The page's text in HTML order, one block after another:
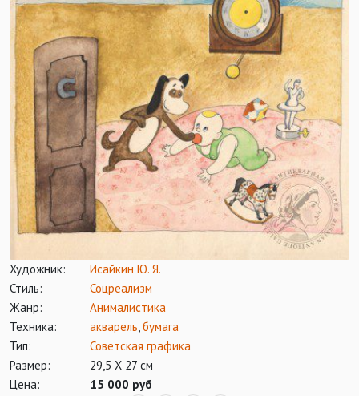
Художник:
Исайкин Ю. Я.
Стиль:
Соцреализм
Жанр:
Анималистика
Техника:
акварель,бумага
Тип:
Советская графика
Размер:
29,5 Х 27 см
Цена:
15 000 руб